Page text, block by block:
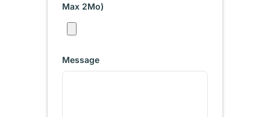
Max 2Mo)
Message